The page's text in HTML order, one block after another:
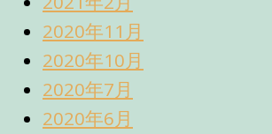
2020年11月
2020年10月
2020年7月
2020年6月